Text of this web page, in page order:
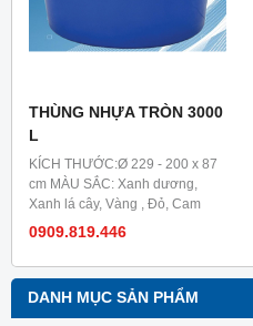
DANH MỤC SẢN PHẨM
THÙNG NHỰA TRÒN 3000
L
KÍCH THƯỚC:Ø 229 - 200 x 87
cm MÀU SẮC: Xanh dương,
Xanh lá cây, Vàng , Đỏ, Cam
0909.819.446